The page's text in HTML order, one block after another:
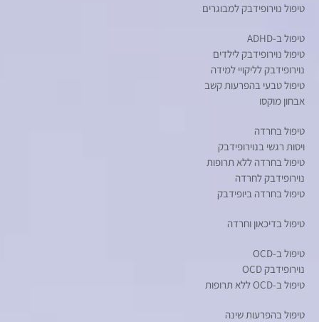
טיפול נוירופידבק למבוגרים
טיפול ב-ADHD
טיפול נוירופידבק לילדים
נוירופידבק לליקויי למידה
טיפול טבעי בהפרעות קשב
אבחון מוקסו
טיפול בחרדה
ויסות רגשי בנוירופידבק
טיפול בחרדה ללא תרופות
נוירופידבק לחרדה
טיפול בחרדה ביופידבק
טיפול בדיכאון וחרדה
טיפול ב-OCD
נוירופידבק OCD
טיפול ב-OCD ללא תרופות
טיפול בהפרעות שינה